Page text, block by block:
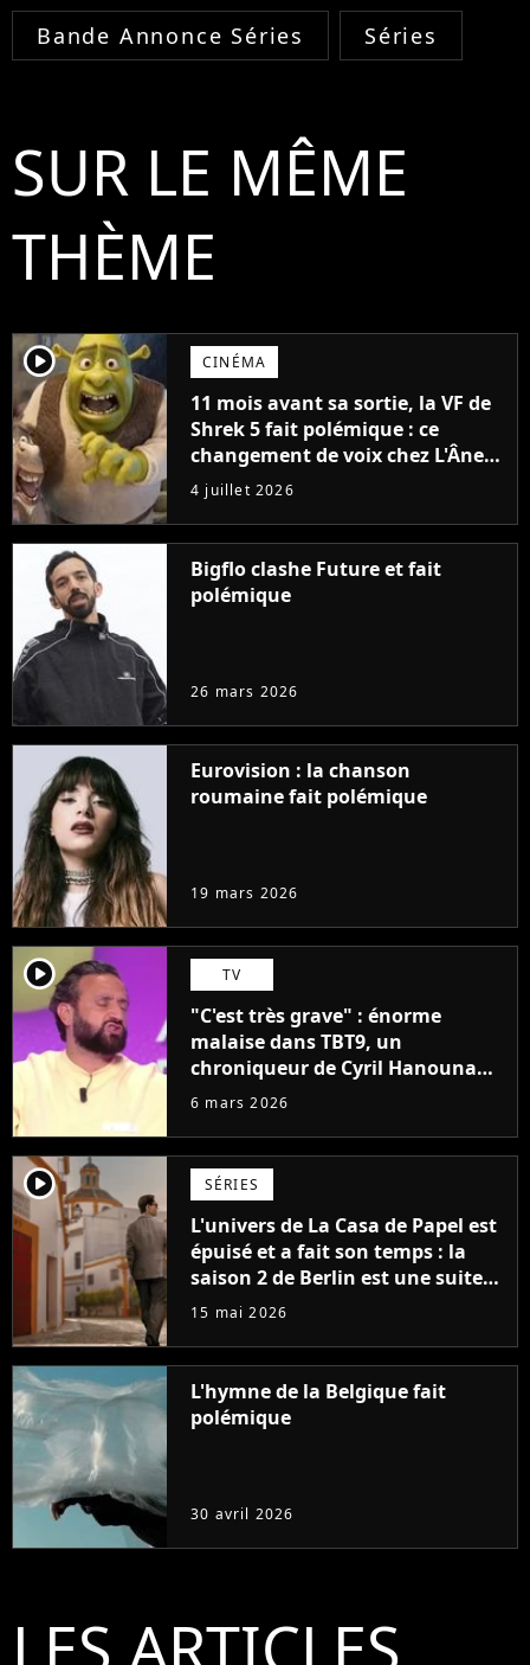
Bande Annonce Séries Séries
SUR LE MÊME
THÈME
player2 CINÉMA
11 mois avant sa sortie, la VF de
Shrek 5 fait polémique : ce
changement de voix chez L'Âne
ne passe pas
4 juillet 2026
Bigflo clashe Future et fait
polémique
26 mars 2026
Eurovision : la chanson
roumaine fait polémique
19 mars 2026
player2 TV
"C'est très grave" : énorme
malaise dans TBT9, un
chroniqueur de Cyril Hanouna
fait polémique en direct
6 mars 2026
player2 SÉRIES
L'univers de La Casa de Papel est
épuisé et a fait son temps : la
saison 2 de Berlin est une suite
décevante qui ne fait pas
15 mai 2026
L'hymne de la Belgique fait
polémique
30 avril 2026
LES ARTICLES